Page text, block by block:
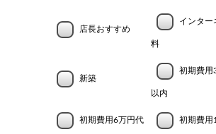
店長おすすめ
インター
料
新築
初期費用
以内
初期費用6万円代 初期費用